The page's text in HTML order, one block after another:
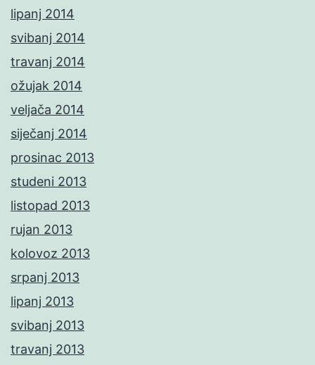
lipanj 2014
svibanj 2014
travanj 2014
ožujak 2014
veljača 2014
siječanj 2014
prosinac 2013
studeni 2013
listopad 2013
rujan 2013
kolovoz 2013
srpanj 2013
lipanj 2013
svibanj 2013
travanj 2013